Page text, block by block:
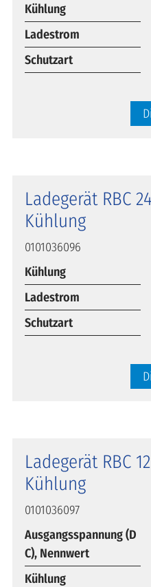
Kühlung
Ladestrom
Schutzart
Ladegerät RBC
Kühlung
0101036096
Kühlung
Ladestrom
Schutzart
Ladegerät RBC
Kühlung
0101036097
Ausgangsspannung (D
C), Nennwert
Kühlung